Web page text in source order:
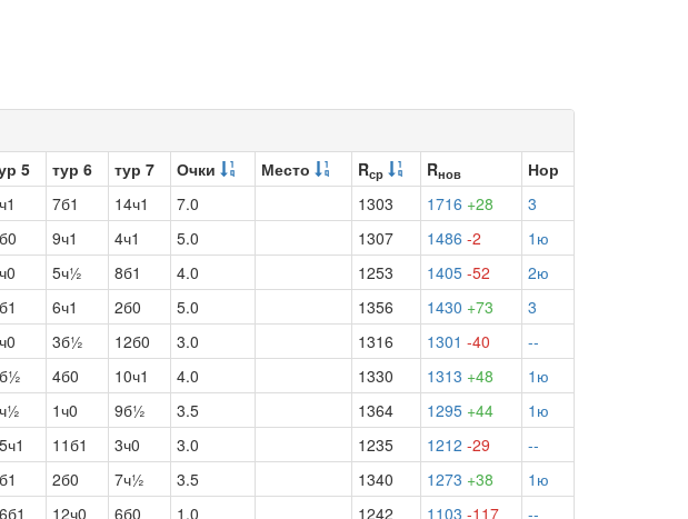
5 тур 6 тур 7 Очки Место Rср Rнов
Нор
7б1 14ч1 7.0 1303 1716 +28
3
9ч1 4ч1 5.0 1307 1486 -2
1ю
5ч½ 8б1 4.0 1253 1405 -52
2ю
6ч1 2б0 5.0 1356 1430 +73
3
3б½ 12б0 3.0 1316 1301 -40
--
4б0 10ч1 4.0 1330 1313 +48
1ю
1ч0 9б½ 3.5 1364 1295 +44
1ю
11б1 3ч0 3.0 1235 1212 -29
--
2б0 7ч½ 3.5 1340 1273 +38
1ю
12ч0 6б0 1.0 1242 1103 -117 --